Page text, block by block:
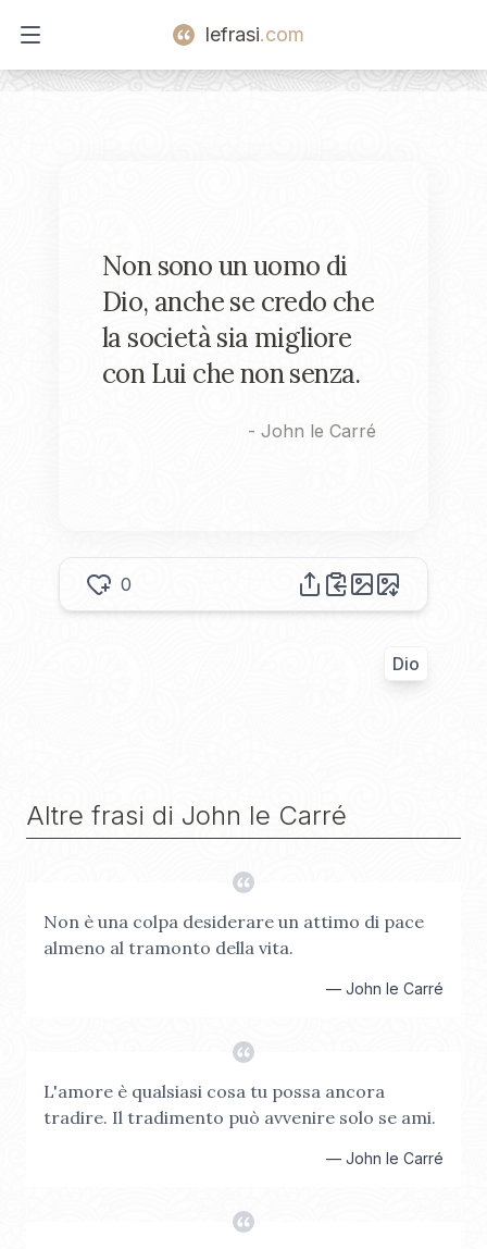
Open main menu
lefrasi.com
Non sono un uomo di
Dio, anche se credo che
la società sia migliore
con Lui che non senza.
- John le Carré
0
Dio
Altre frasi di John le Carré
Non è una colpa desiderare un attimo di pace
almeno al tramonto della vita.
— John le Carré
L'amore è qualsiasi cosa tu possa ancora
tradire. Il tradimento può avvenire solo se ami.
— John le Carré